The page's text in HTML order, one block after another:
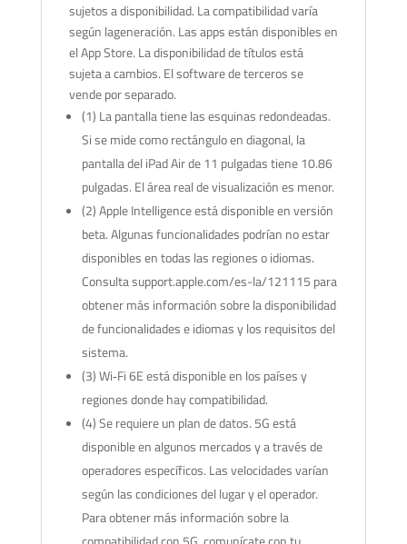
sujetos a disponibilidad. La compatibilidad varía
según lageneración. Las apps están disponibles en
el App Store. La disponibilidad de títulos está
sujeta a cambios. El software de terceros se
vende por separado.
(1) La pantalla tiene las esquinas redondeadas.
Si se mide como rectángulo en diagonal, la
pantalla del iPad Air de 11 pulgadas tiene 10.86
pulgadas. El área real de visualización es menor.
(2) Apple Intelligence está disponible en versión
beta. Algunas funcionalidades podrían no estar
disponibles en todas las regiones o idiomas.
Consulta support.apple.com/es-la/121115 para
obtener más información sobre la disponibilidad
de funcionalidades e idiomas y los requisitos del
sistema.
(3) Wi‐Fi 6E está disponible en los países y
regiones donde hay compatibilidad.
(4) Se requiere un plan de datos. 5G está
disponible en algunos mercados y a través de
operadores específicos. Las velocidades varían
según las condiciones del lugar y el operador.
Para obtener más información sobre la